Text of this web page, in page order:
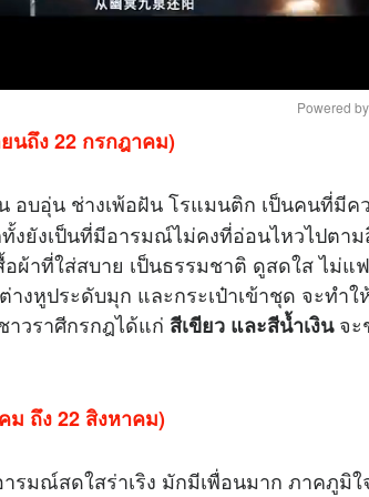
u
t
e
Powered by
นถึง 22 กรกฎาคม)
อบอุ่น ช่างเพ้อฝัน โรแมนติก เป็นคนที่มีค
งยังเป็นที่มีอารมณ์ไม่คงที่อ่อนไหวไปตา
อผ้าที่ใส่สบาย เป็นธรรมชาติ ดูสดใส ไม่แ
งหูประดับมุก และกระเป๋าเข้าชุด จะทำ
าวราศีกรกฎได้แก่ สีเขียว และสีน้ำเงินจะ
ม ถึง 22 สิงหาคม)
ารมณ์สดใสร่าเริง มักมีเพื่อนมาก ภาคภูมิใ